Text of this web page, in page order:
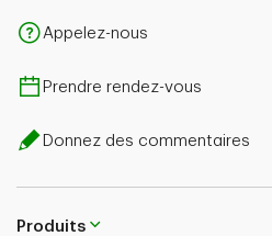
Appelez-nous
Prendre rendez-vous
Donnez des commentaires
Produits